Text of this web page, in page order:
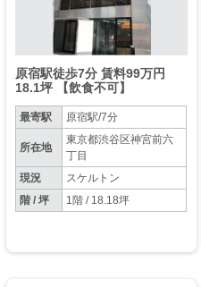
原宿駅徒歩7分 賃料99万円
18.1坪 【飲食不可】
最寄駅 原宿駅/7分
所在地
東京都渋谷区神宮前六
丁目
現況
スケルトン
階 / 坪
1階 / 18.18坪